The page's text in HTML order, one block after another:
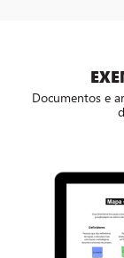
Documentos e